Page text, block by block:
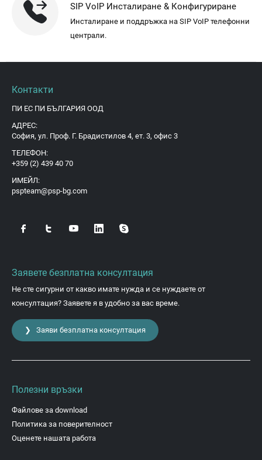
SIP VoIP Инсталиране & Конфигуриране
Инсталиране и поддръжка на SIP VoIP телефонни
централи.
Контакти
ПИ ЕС ПИ БЪЛГАРИЯ ООД
АДРЕС:
София, ул. Проф. Г. Брадистилов 4, ет. 3, офис 3
ТЕЛЕФОН:
+359 (2) 439 40 70
ИМЕЙЛ:
pspteam@psp-bg.com
Заявете безплатна консултация
Не сте сигурни от какво имате нужда и се нуждаете от
консултация? Заявете я в удобно за вас време.
❯ Заяви безплатна консултация
Полезни връзки
Файлове за download
Политика за поверителност
Оценете нашата работа